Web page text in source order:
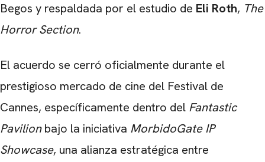
Begos y respaldada por el estudio de Eli Roth, The
Horror Section.
El acuerdo se cerró oficialmente durante el
prestigioso mercado de cine del Festival de
Cannes, específicamente dentro del Fantastic
Pavilionbajo la iniciativa MorbidoGate IP
Showcase, una alianza estratégica entre